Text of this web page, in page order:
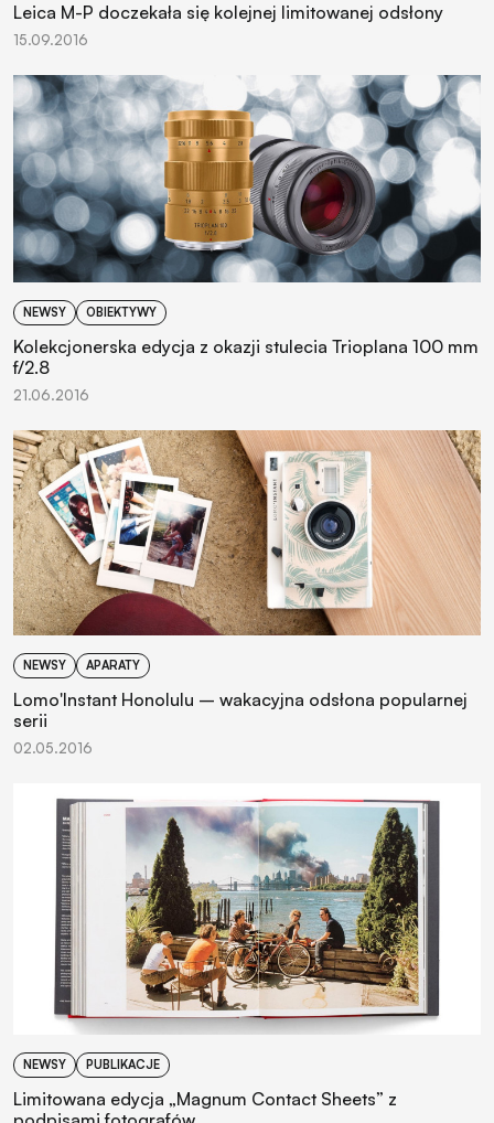
Leica M-P doczekała się kolejnej limitowanej odsłony
15.09.2016
NEWSY OBIEKTYWY
Kolekcjonerska edycja z okazji stulecia Trioplana 100 mm
f/2.8
21.06.2016
NEWSY APARATY
Lomo'Instant Honolulu – wakacyjna odsłona popularnej
serii
02.05.2016
NEWSY PUBLIKACJE
Limitowana edycja „Magnum Contact Sheets” z